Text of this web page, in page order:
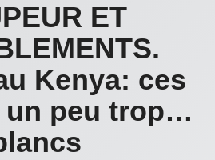
ET
Kenya: ces
un peu trop…